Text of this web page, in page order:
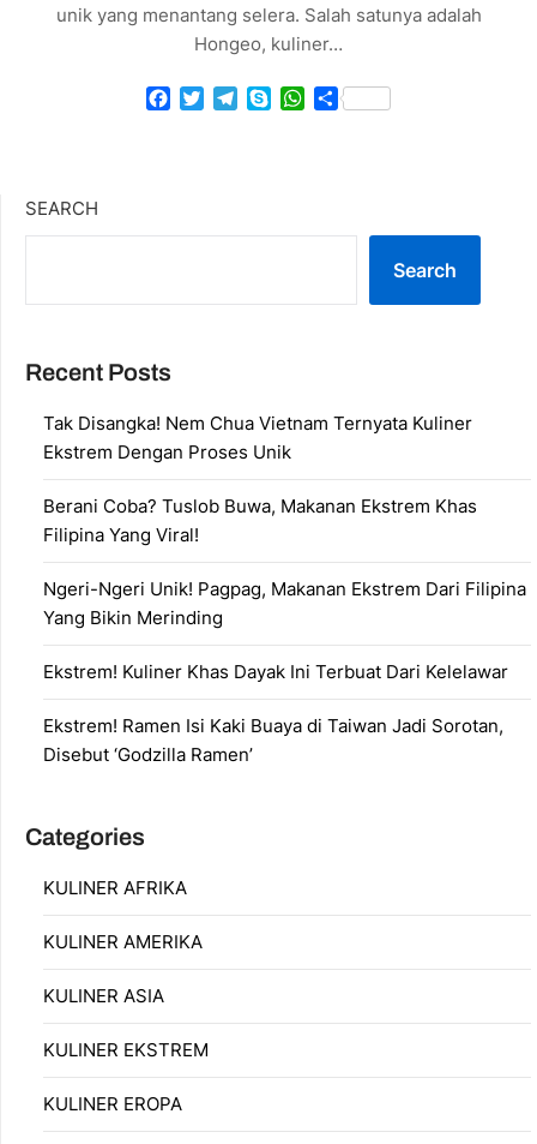
unik yang menantang selera. Salah satunya adalah
Hongeo, kuliner…
Facebook
TwitterTelegram
SkypeWhatsApp
Share
SEARCH
Search
Recent Posts
Tak Disangka! Nem Chua Vietnam Ternyata Kuliner
Ekstrem Dengan Proses Unik
Berani Coba? Tuslob Buwa, Makanan Ekstrem Khas
Filipina Yang Viral!
Ngeri-Ngeri Unik! Pagpag, Makanan Ekstrem Dari Filipina
Yang Bikin Merinding
Ekstrem! Kuliner Khas Dayak Ini Terbuat Dari Kelelawar
Ekstrem! Ramen Isi Kaki Buaya di Taiwan Jadi Sorotan,
Disebut ‘Godzilla Ramen’
Categories
KULINER AFRIKA
KULINER AMERIKA
KULINER ASIA
KULINER EKSTREM
KULINER EROPA